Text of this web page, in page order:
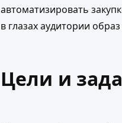
автоматизировать
в глазах аудитории
Цели и